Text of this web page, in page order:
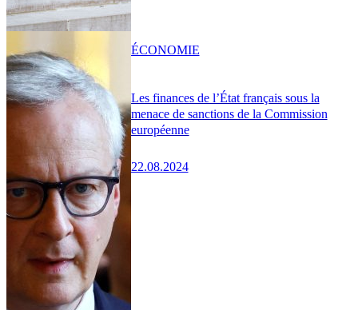
Les finances de l’État français sous la
menace de sanctions de la Commission
européenne
22.08.2024
ÉCONOMIE